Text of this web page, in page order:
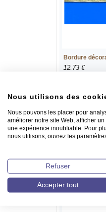
Bordure
12.73 €
Nous utilisons des
Nous pouvons les placer pour
améliorer notre site Web, afficher
une expérience inoubliable. Pour
nous utilisons, ouvrez les
Refuser
Accepter tout